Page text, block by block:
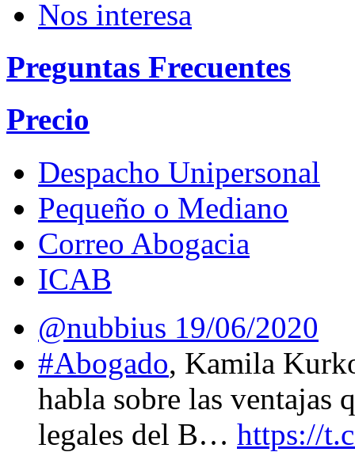
Nos interesa
Preguntas Frecuentes
Precio
Despacho Unipersonal
Pequeño o Mediano
Correo Abogacia
ICAB
@nubbius 19/06/2020
#Abogado, Kamila
habla sobre las ventajas
legales del B… https://